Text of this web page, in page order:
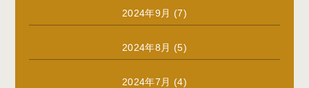
2024年9月 (7)
2024年8月 (5)
2024年7月 (4)